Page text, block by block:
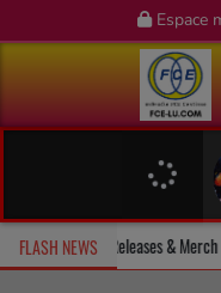
Espace
FLASH NEWS
album-surprise! Fan